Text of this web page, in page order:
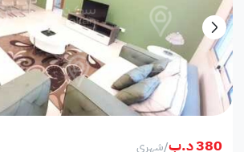
380 د.ب /شهري